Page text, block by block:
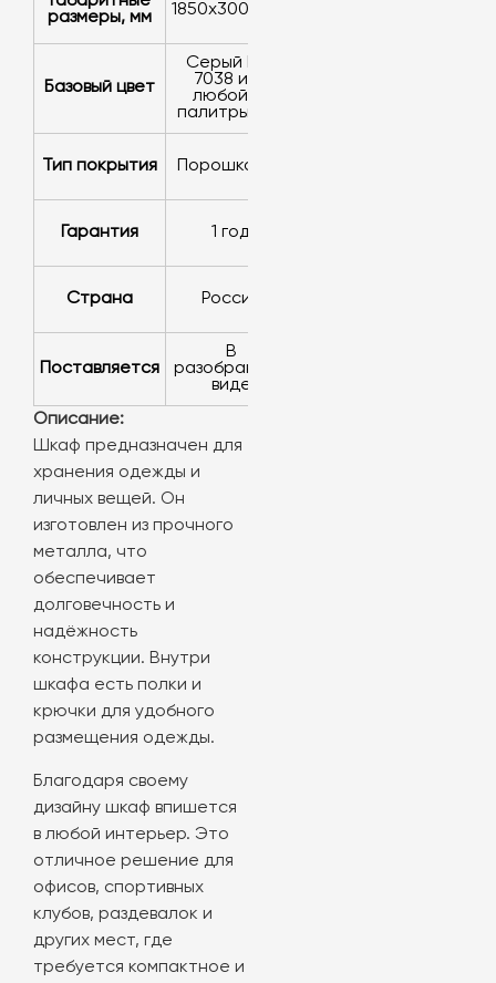
размеры, мм
1850х300х500
Базовый цвет
серый RAL
7038 или
любой из
палитры RAL
Тип покрытия порошковое
Гарантия 1 год
Страна Россия
Поставляется
в
разобранном
виде
Описание:
Шкаф предназначен для
хранения одежды и
личных вещей. Он
изготовлен из прочного
металла, что
обеспечивает
долговечность и
надёжность
конструкции. Внутри
шкафа есть полки и
крючки для удобного
размещения одежды.
Благодаря своему
дизайну шкаф впишется
в любой интерьер. Это
отличное решение для
офисов, спортивных
клубов, раздевалок и
других мест, где
требуется компактное и